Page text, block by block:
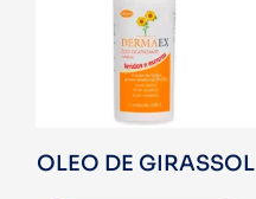
OLEO DE GIRASSOL